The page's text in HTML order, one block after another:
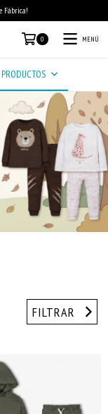
Fábrica!
0 MENÚ
PRODUCTOS
FILTRAR